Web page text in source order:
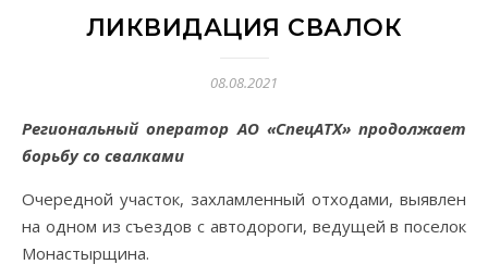
ЛИКВИДАЦИЯ СВАЛОК
08.08.2021
Региональный оператор АО «СпецАТХ» продолжает
борьбу со свалками
Очередной участок, захламленный отходами, выявлен
на одном из съездов с автодороги, ведущей в поселок
Монастырщина.